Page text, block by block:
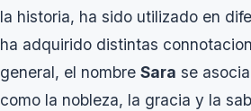
la historia, ha sido utilizado en
ha adquirido distintas
general, el nombre Sara se
como la nobleza, la gracia y la